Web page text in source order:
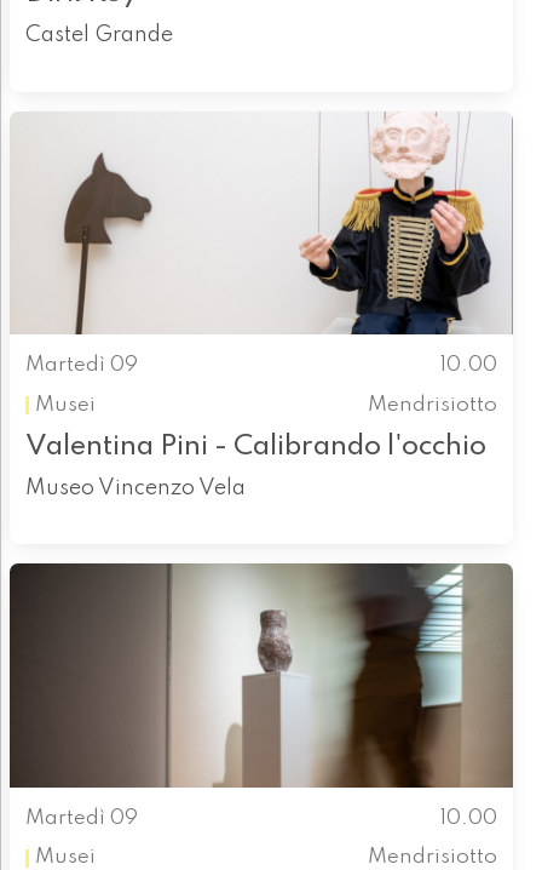
Castel Grande
Martedì 09
10.00
Musei
Mendrisiotto
Valentina Pini - Calibrando l'occhio
Museo Vincenzo Vela
Martedì 09
10.00
Musei
Mendrisiotto